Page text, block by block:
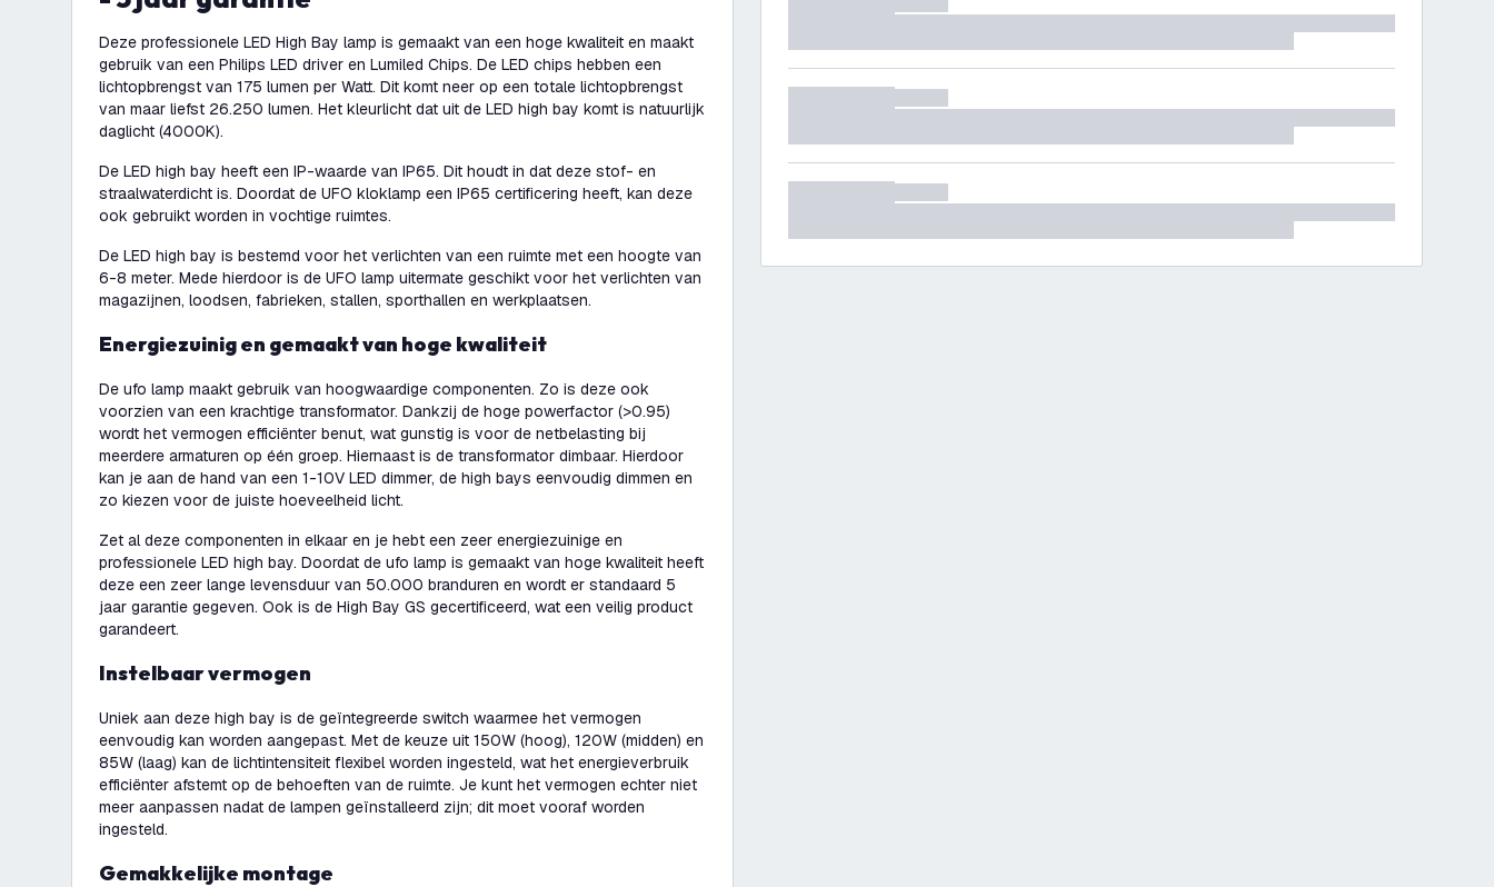
Deze professionele LED High Bay lamp is gemaakt van een hoge kwaliteit en maakt
gebruik van een Philips LED driver en Lumiled Chips. De LED chips hebben een
lichtopbrengst van 175 lumen per Watt. Dit komt neer op een totale lichtopbrengst
van maar liefst 26.250 lumen. Het kleurlicht dat uit de LED high bay komt is natuurlijk
daglicht (4000K).
De LED high bay heeft een IP-waarde van IP65. Dit houdt in dat deze stof- en
straalwaterdicht is. Doordat de UFO kloklamp een IP65 certificering heeft, kan deze
ook gebruikt worden in vochtige ruimtes.
De LED high bay is bestemd voor het verlichten van een ruimte met een hoogte van
6-8 meter. Mede hierdoor is de UFO lamp uitermate geschikt voor het verlichten van
magazijnen, loodsen, fabrieken, stallen, sporthallen en werkplaatsen.
Energiezuinig en gemaakt van hoge kwaliteit
De ufo lamp maakt gebruik van hoogwaardige componenten. Zo is deze ook
voorzien van een krachtige transformator. Dankzij de hoge powerfactor (>0.95)
wordt het vermogen efficiënter benut, wat gunstig is voor de netbelasting bij
meerdere armaturen op één groep. Hiernaast is de transformator dimbaar. Hierdoor
kan je aan de hand van een 1-10V LED dimmer, de high bays eenvoudig dimmen en
zo kiezen voor de juiste hoeveelheid licht.
Zet al deze componenten in elkaar en je hebt een zeer energiezuinige en
professionele LED high bay. Doordat de ufo lamp is gemaakt van hoge kwaliteit heeft
deze een zeer lange levensduur van 50.000 branduren en wordt er standaard 5
jaar garantie gegeven. Ook is de High Bay GS gecertificeerd, wat een veilig product
garandeert.
Instelbaar vermogen
Uniek aan deze high bay is de geïntegreerde switch waarmee het vermogen
eenvoudig kan worden aangepast. Met de keuze uit 150W (hoog), 120W (midden) en
85W (laag) kan de lichtintensiteit flexibel worden ingesteld, wat het energieverbruik
efficiënter afstemt op de behoeften van de ruimte. Je kunt het vermogen echter niet
meer aanpassen nadat de lampen geïnstalleerd zijn; dit moet vooraf worden
ingesteld.
Gemakkelijke montage